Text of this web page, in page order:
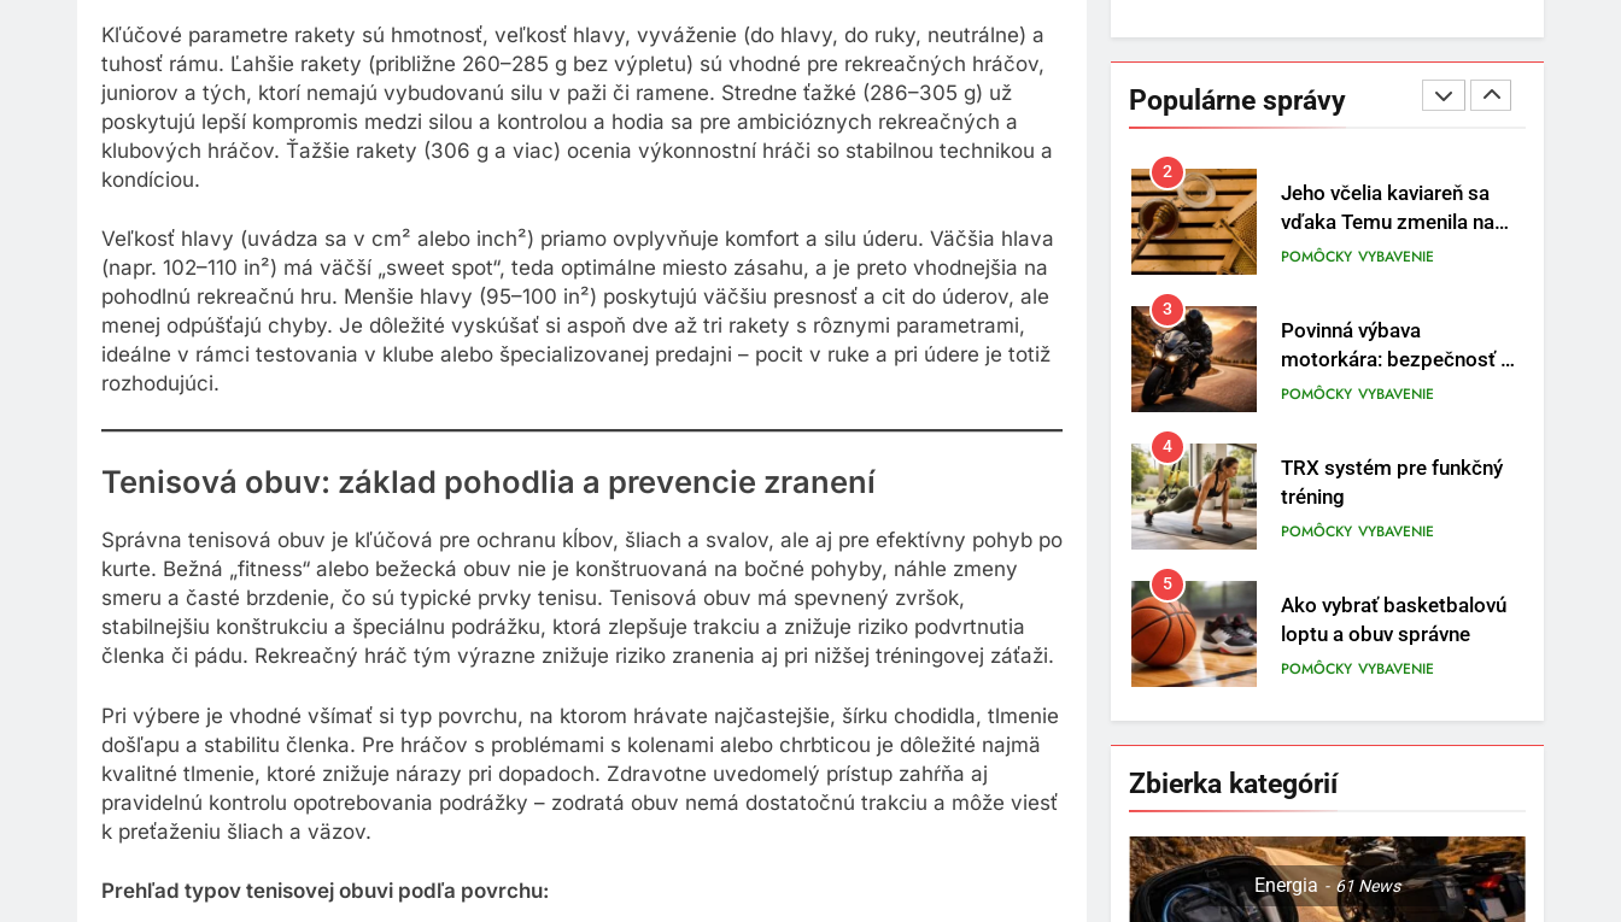
Kľúčové parametre rakety sú hmotnosť, veľkosť hlavy, vyváženie (do hlavy, do ruky, neutrálne) a
tuhosť rámu. Ľahšie rakety (približne 260–285 g bez výpletu) sú vhodné pre rekreačných hráčov,
juniorov a tých, ktorí nemajú vybudovanú silu v paži či ramene. Stredne ťažké (286–305 g) už
poskytujú lepší kompromis medzi silou a kontrolou a hodia sa pre ambicióznych rekreačných a
klubových hráčov. Ťažšie rakety (306 g a viac) ocenia výkonnostní hráči so stabilnou technikou a
kondíciou.
Veľkosť hlavy (uvádza sa v cm² alebo inch²) priamo ovplyvňuje komfort a silu úderu. Väčšia hlava
(napr. 102–110 in²) má väčší „sweet spot“, teda optimálne miesto zásahu, a je preto vhodnejšia na
pohodlnú rekreačnú hru. Menšie hlavy (95–100 in²) poskytujú väčšiu presnosť a cit do úderov, ale
menej odpúšťajú chyby. Je dôležité vyskúšať si aspoň dve až tri rakety s rôznymi parametrami,
ideálne v rámci testovania v klube alebo špecializovanej predajni – pocit v ruke a pri údere je totiž
rozhodujúci.
Tenisová obuv: základ pohodlia a prevencie zranení
Správna tenisová obuv je kľúčová pre ochranu kĺbov, šliach a svalov, ale aj pre efektívny pohyb po
kurte. Bežná „fitness“ alebo bežecká obuv nie je konštruovaná na bočné pohyby, náhle zmeny
smeru a časté brzdenie, čo sú typické prvky tenisu. Tenisová obuv má spevnený zvršok,
stabilnejšiu konštrukciu a špeciálnu podrážku, ktorá zlepšuje trakciu a znižuje riziko podvrtnutia
členka či pádu. Rekreačný hráč tým výrazne znižuje riziko zranenia aj pri nižšej tréningovej záťaži.
Pri výbere je vhodné všímať si typ povrchu, na ktorom hrávate najčastejšie, šírku chodidla, tlmenie
došľapu a stabilitu členka. Pre hráčov s problémami s kolenami alebo chrbticou je dôležité najmä
kvalitné tlmenie, ktoré znižuje nárazy pri dopadoch. Zdravotne uvedomelý prístup zahŕňa aj
pravidelnú kontrolu opotrebovania podrážky – zodratá obuv nemá dostatočnú trakciu a môže viesť
k preťaženiu šliach a väzov.
Prehľad typov tenisovej obuvi podľa povrchu:
Populárne správy
aj vďaka produktom z
Jeho včelia kaviareň sa
vďaka Temu zmenila na
3
Povinná výbava
motorkára: bezpečnosť na
4
TRX systém pre funkčný
tréning
5
Ako vybrať basketbalovú
loptu a obuv správne
6
Ako kombinovať rôzne
tréningové pomôcky
Pomôcky na cvičenie
brucha
POMÔCKY VYBAVENIE
8
Zbierka kategórií
Energia 61 News